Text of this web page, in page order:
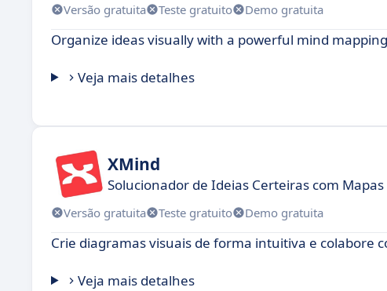
Versão gratuita Teste gratuito Demo gratuita
Organize ideas visually with a powerful mind
Veja mais detalhes
XMind
Solucionador de Ideias Certeiras com
Versão gratuita Teste gratuito Demo gratuita
Crie diagramas visuais de forma intuitiva e colabore
Veja mais detalhes